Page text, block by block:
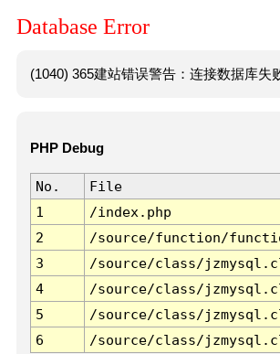
Database Error
(1040) 365建站错误警告：连接数据库失
PHP Debug
No. File
1
/index.php
2
/source/function/
3
/source/class/
4
/source/class/
5
/source/class/
6
/source/class/